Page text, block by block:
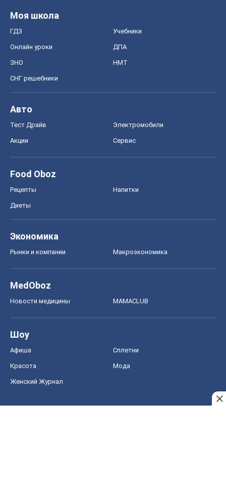
Моя школа
ГДЗ Учебники
Онлайн уроки ДПА
ЗНО НМТ
СНГ решебники
Авто
Тест Драйв Электромобили
Акции Сервис
Food Oboz
Рецепты Напитки
Диеты
Экономика
Рынки и компании Mакроэкономика
MedOboz
Новости медицины MAMACLUB
Шоу
Афиша Сплетни
Красота Мода
Женский Журнал